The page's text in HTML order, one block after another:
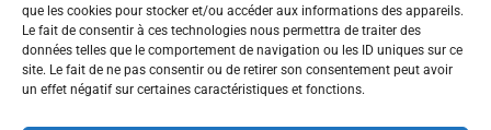
que les cookies pour stocker et/ou accéder aux informations des appareils.
Le fait de consentir à ces technologies nous permettra de traiter des
données telles que le comportement de navigation ou les ID uniques sur ce
site. Le fait de ne pas consentir ou de retirer son consentement peut avoir
un effet négatif sur certaines caractéristiques et fonctions.
Soirée
Sortie découverte
Tau